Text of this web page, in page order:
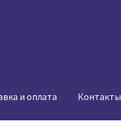
и оплата Контакты